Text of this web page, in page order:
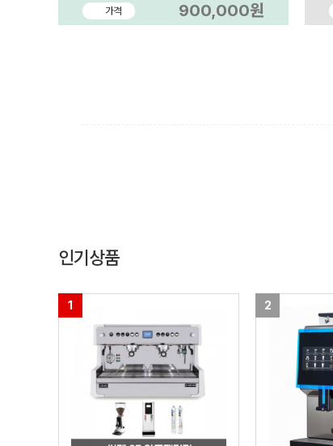
가격 900,000원
인기상품
1 2